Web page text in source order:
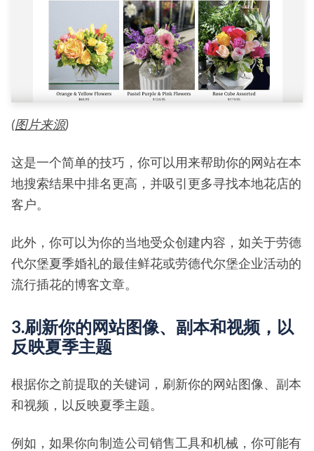
(图片来源)
这是一个简单的技巧，你可以用来帮助你的网站在本
地搜索结果中排名更高，并吸引更多寻找本地花店的
客户。
此外，你可以为你的当地受众创建内容，如关于劳德
代尔堡夏季婚礼的最佳鲜花或劳德代尔堡企业活动的
流行插花的博客文章。
3.刷新你的网站图像、副本和视频，以
反映夏季主题
根据你之前提取的关键词，刷新你的网站图像、副本
和视频，以反映夏季主题。
例如，如果你向制造公司销售工具和机械，你可能有